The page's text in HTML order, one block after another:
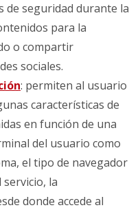
de seguridad durante la
para la
o compartir
sociales.
: permiten al usuario
características de
en función de una
del usuario como
el tipo de navegador
servicio, la
donde accede al